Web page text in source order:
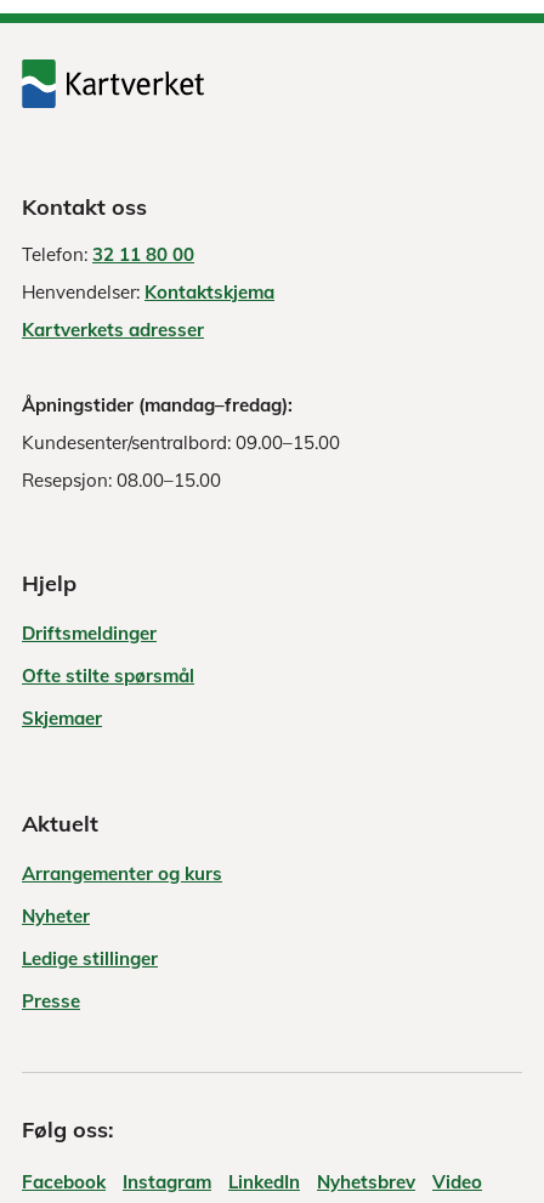
Kontakt oss
Telefon: 32 11 80 00
Henvendelser: Kontaktskjema
Kartverkets adresser
Åpningstider (mandag–fredag):
Kundesenter/sentralbord: 09.00–15.00
Resepsjon: 08.00–15.00
Hjelp
Driftsmeldinger
Ofte stilte spørsmål
Skjemaer
Aktuelt
Arrangementer og kurs
Nyheter
Ledige stillinger
Presse
Følg oss:
Facebook Instagram LinkedIn Nyhetsbrev Video